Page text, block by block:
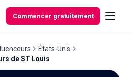
Commencer gratuitement
États-Unis
de ST Louis